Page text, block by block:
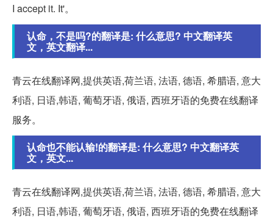
I accept it. It'。
认命，不是吗?的翻译是: 什么意思? 中文翻译英
文，英文翻译...
青云在线翻译网,提供英语,荷兰语, 法语, 德语, 希腊语, 意大
利语, 日语,韩语, 葡萄牙语, 俄语, 西班牙语的免费在线翻译
服务。
认命也不能认输!的翻译是: 什么意思? 中文翻译英
文，英文...
青云在线翻译网,提供英语,荷兰语, 法语, 德语, 希腊语, 意大
利语, 日语,韩语, 葡萄牙语, 俄语, 西班牙语的免费在线翻译